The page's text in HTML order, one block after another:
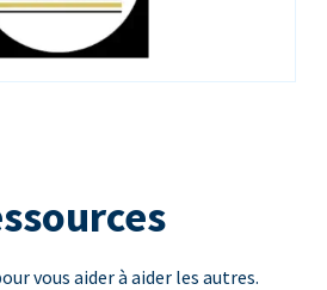
vous aider à aider les autres.